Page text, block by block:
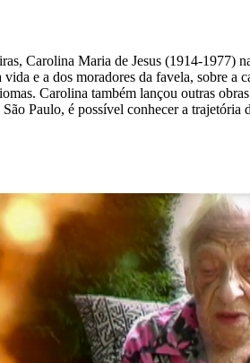
Carolina Maria de Jesus (1914-
e a dos moradores da favela, sobre
Carolina também lançou outras
Paulo, é possível conhecer a trajetória